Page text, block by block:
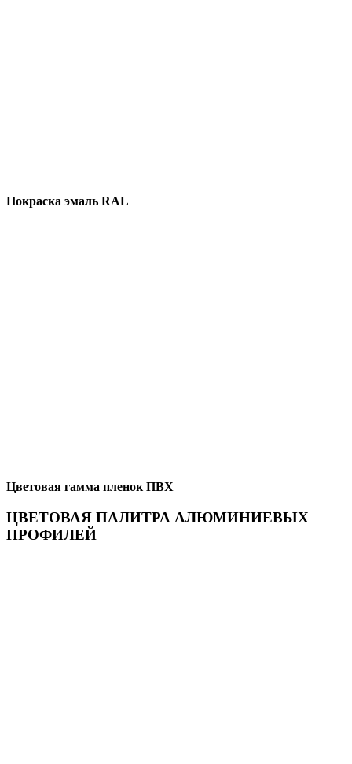
Покраска эмаль RAL
Цветовая гамма пленок ПВХ
ЦВЕТОВАЯ ПАЛИТРА АЛЮМИНИЕВЫХ
ПРОФИЛЕЙ